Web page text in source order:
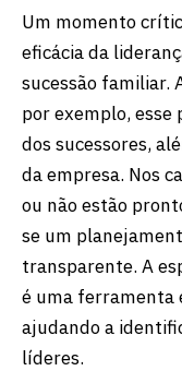
Um momento
eficácia da
sucessão familiar.
por exemplo, esse
dos sucessores,
da empresa. Nos
ou não estão
se um
transparente. A
é uma ferramenta
ajudando a
líderes.